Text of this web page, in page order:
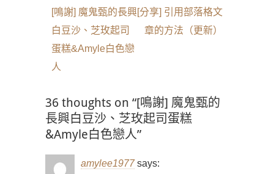
章
導
覽
Previous
post:
[鳴謝] 魔鬼甄的長興
白豆沙、芝玫起司
蛋糕&Amyle白色戀
人
Next
post:
[分享] 引用部落格文
章的方法（更新）
36 thoughts on “[鳴謝] 魔鬼甄的
長興白豆沙、芝玫起司蛋糕
&Amyle白色戀人”
amylee1977 says: